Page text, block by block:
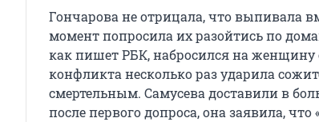
Гончарова не отрицала, что выпивала
момент попросила их разойтись по
как пишет РБК, набросился на женщину
конфликта несколько раз ударила
смертельным. Самусева доставили в
после первого допроса, она заявила,